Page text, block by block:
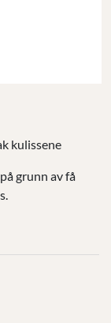
kulissene
grunn av få